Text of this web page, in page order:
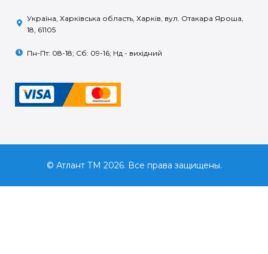
Україна, Харківська область, Харків, вул. Отакара Яроша,
18, 61105
Пн-Пт: 08-18; Сб: 09-16; Нд - вихідний
© Атлант ТМ 2026. Все права защищены.